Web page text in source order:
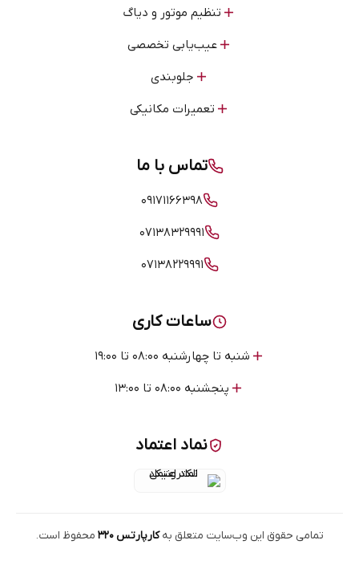
تنظیم موتور و دیاگ
عیب‌یابی تخصصی
جلوبندی
تعمیرات مکانیکی
تماس با ما
۰۹۱۷۱۱۶۶۳۹۸
۰۷۱۳۸۳۲۹۹۹۱
۰۷۱۳۸۲۲۹۹۹۱
ساعات کاری
شنبه تا چهارشنبه ۰۸:۰۰ تا ۱۹:۰۰
پنجشنبه ۰۸:۰۰ تا ۱۳:۰۰
نماد اعتماد
تمامی حقوق این وب‌سایت متعلق بهکارپارتس ۳۲۰ محفوظ است.